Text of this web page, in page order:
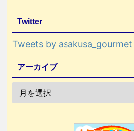
Twitter
Tweets by asakusa_gourmet
アーカイブ